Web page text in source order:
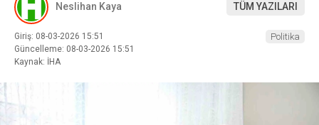
Neslihan Kaya TÜM YAZILARI
Giriş: 08-03-2026 15:51
Güncelleme: 08-03-2026 15:51
Kaynak: İHA
Politika